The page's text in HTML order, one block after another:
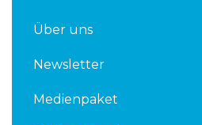
Über uns
Newsletter
Medienpaket